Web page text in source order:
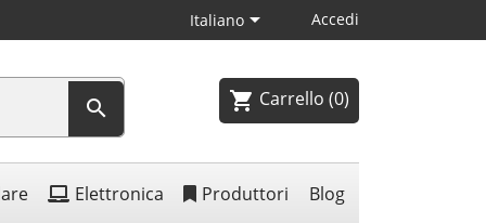
Italiano Accedi
 shopping_cart Carrello (0)
Elettronica Produttori Blog